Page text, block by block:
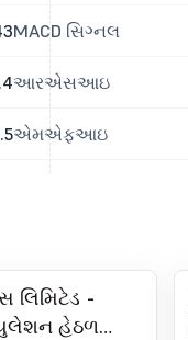
MACD સિગ્નલ
આરએસઆઇ
એમએફઆઇ
લિમિટેડ -
હેઠળ